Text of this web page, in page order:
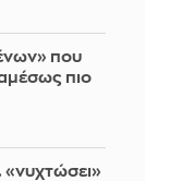
που
πιο
«νυχτώσει»